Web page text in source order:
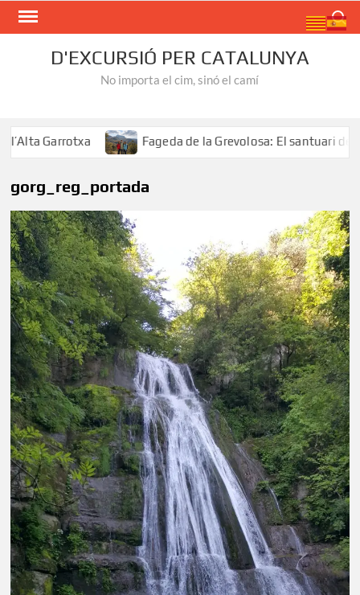
Skip
D'EXCURSIÓ PER CATALUNYA
No importa el cim, sinó el camí
Garrotxa Fageda de la Grevolosa: El santuari dels
gorg_reg_portada